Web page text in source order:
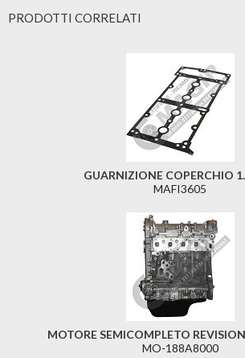
PRODOTTI CORRELATI
GUARNIZIONE COPERCHIO
MAFI3605
MOTORE SEMICOMPLETO
MO-188A8000